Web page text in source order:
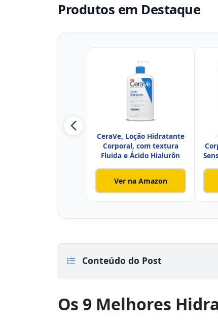
Produtos em Destaque
CeraVe, Loção Hidratante
Corporal, com textura
Fluida e Ácido Hialurôn
Ver na Amazon
Conteúdo do Post
Os 9 Melhores